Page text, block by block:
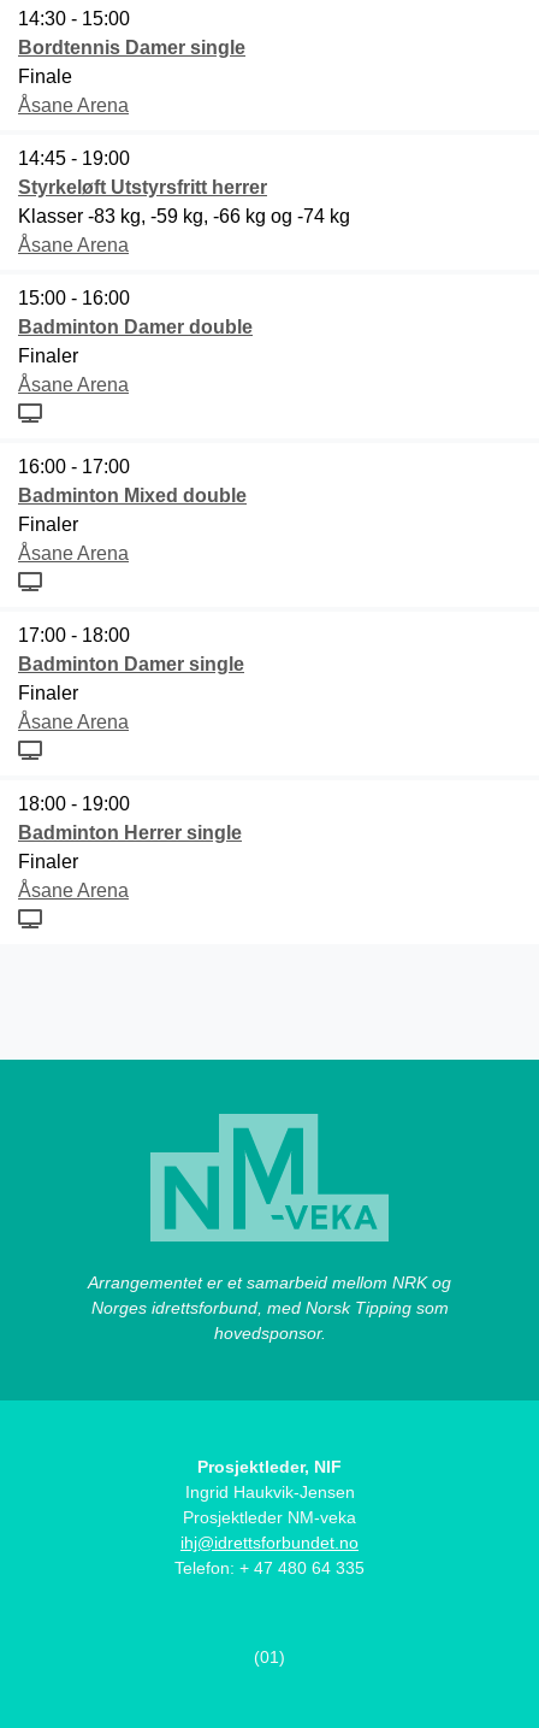
14:30 - 15:00
Bordtennis Damer single
Finale
Åsane Arena
14:45 - 19:00
Styrkeløft Utstyrsfritt herrer
Klasser -83 kg, -59 kg, -66 kg og -74 kg
Åsane Arena
15:00 - 16:00
Badminton Damer double
Finaler
Åsane Arena
16:00 - 17:00
Badminton Mixed double
Finaler
Åsane Arena
17:00 - 18:00
Badminton Damer single
Finaler
Åsane Arena
18:00 - 19:00
Badminton Herrer single
Finaler
Åsane Arena
Arrangementet er et samarbeid mellom NRK og
Norges idrettsforbund, med Norsk Tipping som
hovedsponsor.
Prosjektleder, NIF
Ingrid Haukvik-Jensen
Prosjektleder NM-veka
ihj@idrettsforbundet.no
Telefon: + 47 480 64 335
(01)